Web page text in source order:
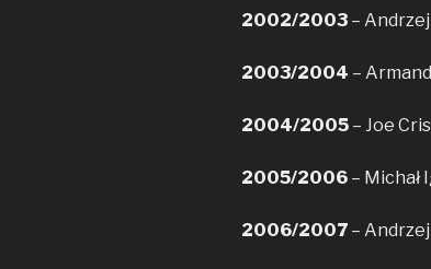
2002/2003 –
2003/2004 –
2004/2005 – Joe
2005/2006 – Michał
2006/2007 –